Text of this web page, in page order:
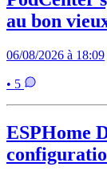
au bon
06/08/2026 à 18:09
• 5
ESPHome